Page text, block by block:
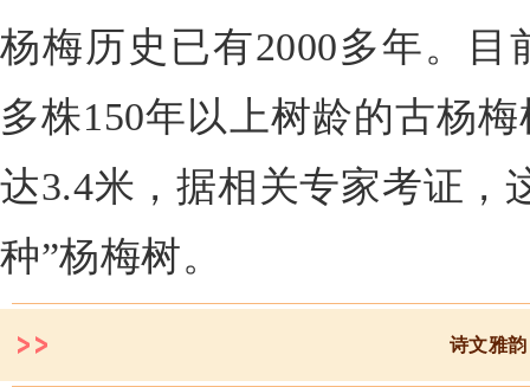
杨梅历史已有2000多年。
多株150年以上树龄的古杨
达3.4米，据相关专家考证，
种”杨梅树。
诗文雅韵